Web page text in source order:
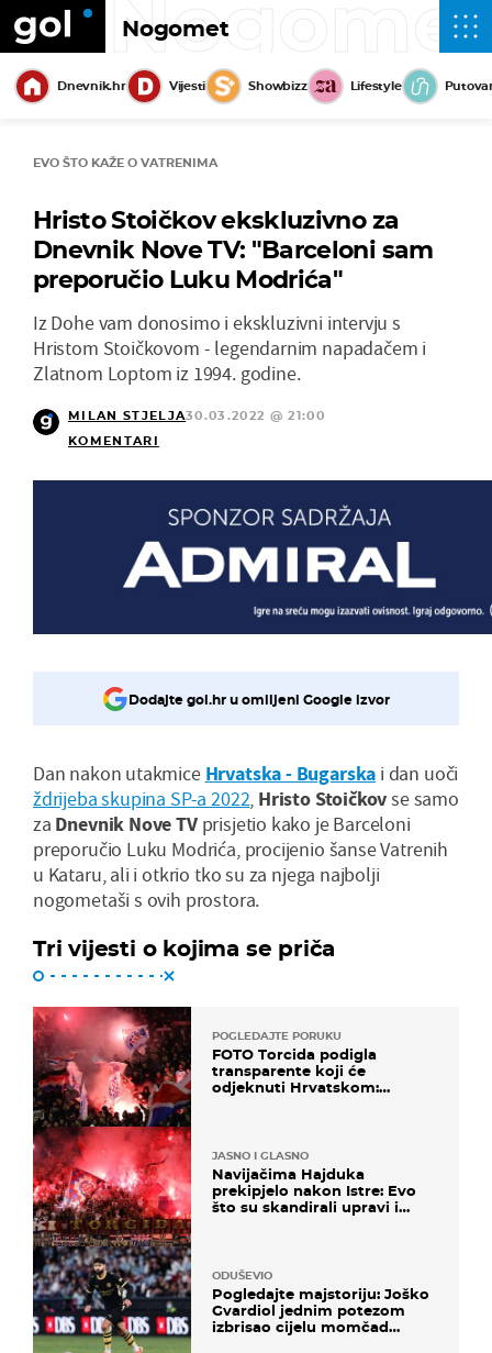
Nogomet
Dnevnik.hr Vijesti Showbizz Lifestyle
EVO ŠTO KAŽE O VATRENIMA
Hristo Stoičkov ekskluzivno za
Dnevnik Nove TV: "Barceloni sam
preporučio Luku Modrića"
Iz Dohe vam donosimo i ekskluzivni intervju s
Hristom Stoičkovom - legendarnim napadačem i
Zlatnom Loptom iz 1994. godine.
MILAN STJELJA30.03.2022 @ 21:00
KOMENTARI
Dodajte gol.hr u omiljeni Google izvor
Dan nakon utakmice Hrvatska - Bugarska i dan uoči
ždrijeba skupina SP-a 2022, Hristo Stoičkovse samo
za Dnevnik Nove TVprisjetio kako je Barceloni
preporučio Luku Modrića, procijenio šanse Vatrenih
u Kataru, ali i otkrio tko su za njega najbolji
nogometaši s ovih prostora.
Tri vijesti o kojima se priča
POGLEDAJTE PORUKU
FOTO Torcida podigla
transparente koji će
odjeknuti Hrvatskom:
JASNO I GLASNO
Navijačima Hajduka
prekipjelo nakon Istre: Evo
što su skandirali upravi i
ODUŠEVIO
Pogledajte majstoriju: Joško
Gvardiol jednim potezom
izbrisao cijelu momčad